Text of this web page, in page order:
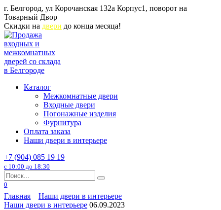
Перейти
к
содержанию
г. Белгород, ул Корочанская 132а Корпус1, поворот на
Товарный Двор
Скидки на двери до конца месяца!
Каталог
Межкомнатные двери
Входные двери
Погонажные изделия
Фурнитура
Оплата заказа
Наши двери в интерьере
+7 (904) 085 19 19
с 10:00 до 18:30
Search
for:
0
Главная
Наши двери в интерьере
Наши двери в интерьере 06.09.2023